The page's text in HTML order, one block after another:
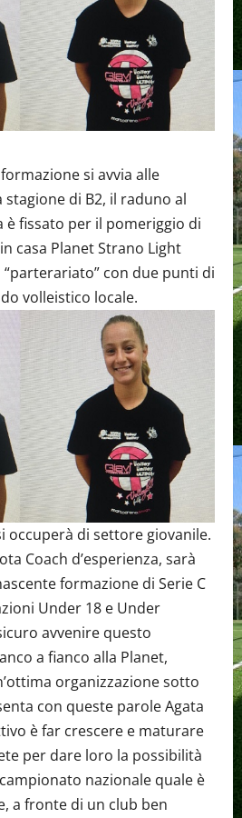
si avvia alle
stagione di B2, il raduno al
è fissato per il pomeriggio di
casa Planet Strano Light
“parterariato” con due punti di
volleistico locale.
occuperà di settore giovanile.
Coach d’esperienza, sarà
formazione di Serie C
Under 18 e Under
avvenire questo
a fianco alla Planet,
organizzazione sotto
con queste parole Agata
è far crescere e maturare
per dare loro la possibilità
nazionale quale è
a fronte di un club ben